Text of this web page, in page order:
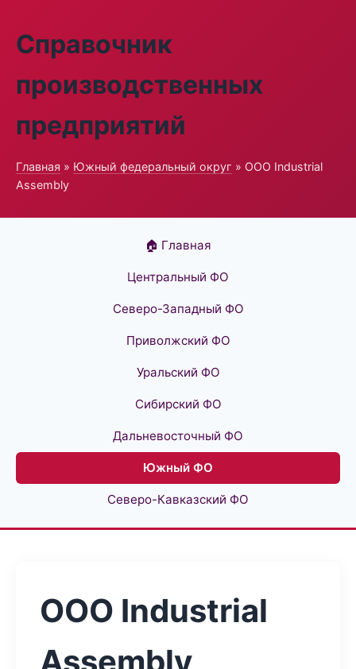
Справочник
производственных
предприятий
Главная » Южный федеральный округ » ООО Industrial
Assembly
🏠 Главная
Центральный ФО
Северо-Западный ФО
Приволжский ФО
Уральский ФО
Сибирский ФО
Дальневосточный ФО
Южный ФО
Северо-Кавказский ФО
ООО Industrial